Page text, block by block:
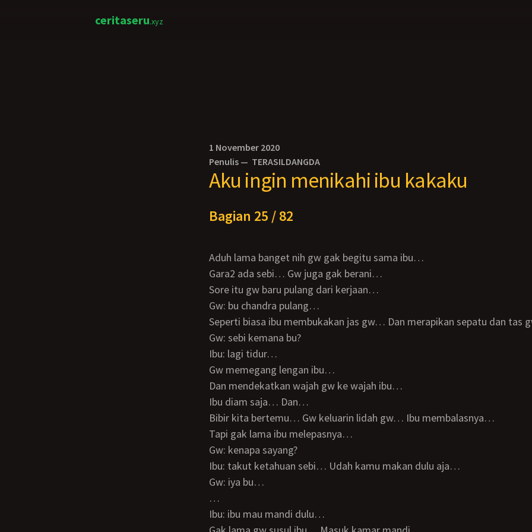
ceritaseru.xyz
1 November 2020
Penulis — TERASILDANGDA
Aku ingin menikahi ibu kakaku
Bagian 25 / 82
Aduh lama banget nih gw gak begitu sama ibu…
Gara2 ada sebi… Gw juga gak berani…
Sore itu gw baru pulang dari kerjaan…
Gw: bu chandra pulang…
Seperti biasa ibu membukakan jas gw… Dan merapikan sepatu dan tas
Gw: sebi kemana bu?
Ibu: lagi tidur…
Gw memegang lengan ibu…
Dan mendekatkan wajah gw ke wajah ibu…
Ibu diam saja… Dan…
Bibir kita bertemu… Gw keluarin lidah gw… Ibu membalasnya…
Tapi gak lama ibu melepasnya…
Gw: kenapa sayang?
Ibu: takut ketahuan sebi… Udah kamu makan dulu aja…
Gw: iya bu…
…
Ibu: ibu mau mandi dulu…